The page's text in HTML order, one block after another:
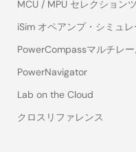
MCU / MPU セレクション
iSim オペアンプ・シミュ
PowerCompassマルチレ
PowerNavigator
Lab on the Cloud
クロスリファレンス